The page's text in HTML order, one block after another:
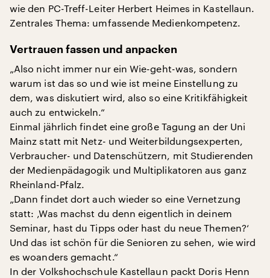
wie den PC-Treff-Leiter Herbert Heimes in Kastellaun.
Zentrales Thema: umfassende Medienkompetenz.
Vertrauen fassen und anpacken
„Also nicht immer nur ein Wie-geht-was, sondern
warum ist das so und wie ist meine Einstellung zu
dem, was diskutiert wird, also so eine Kritikfähigkeit
auch zu entwickeln.“
Einmal jährlich findet eine große Tagung an der Uni
Mainz statt mit Netz- und Weiterbildungsexperten,
Verbraucher- und Datenschützern, mit Studierenden
der Medienpädagogik und Multiplikatoren aus ganz
Rheinland-Pfalz.
„Dann findet dort auch wieder so eine Vernetzung
statt: ‚Was machst du denn eigentlich in deinem
Seminar, hast du Tipps oder hast du neue Themen?‘
Und das ist schön für die Senioren zu sehen, wie wird
es woanders gemacht.“
In der Volkshochschule Kastellaun packt Doris Henn